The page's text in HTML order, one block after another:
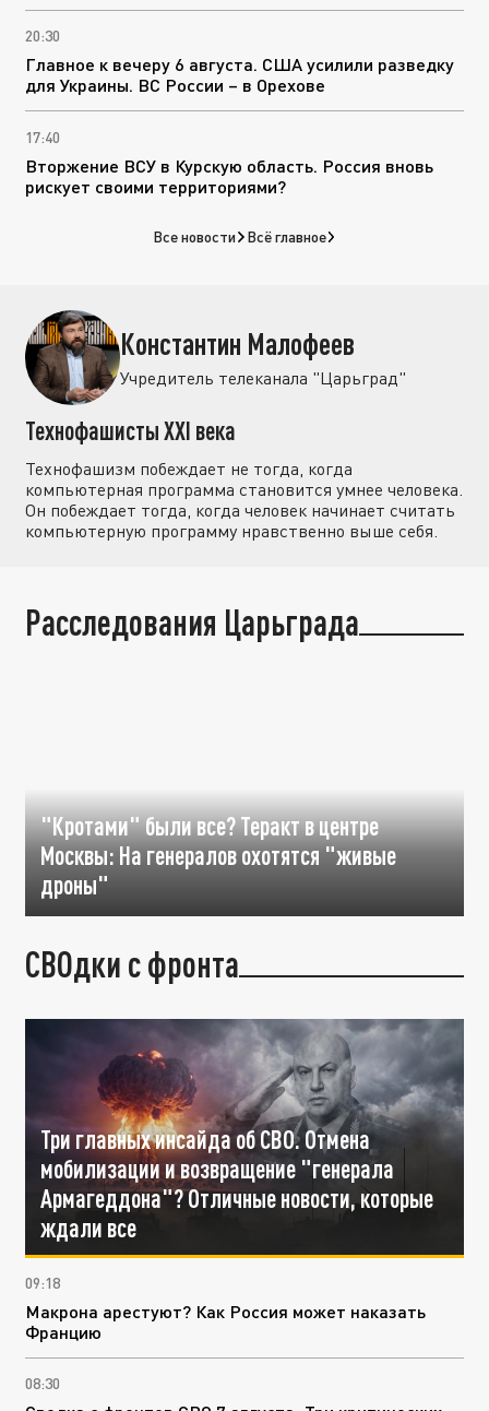
20:30
Главное к вечеру 6 августа. США усилили разведку
для Украины. ВС России – в Орехове
17:40
Вторжение ВСУ в Курскую область. Россия вновь
рискует своими территориями?
Все новости Всё главное
Константин Малофеев
Учредитель телеканала "Царьград"
Технофашисты XXI века
Технофашизм побеждает не тогда, когда
компьютерная программа становится умнее человека.
Он побеждает тогда, когда человек начинает считать
компьютерную программу нравственно выше себя.
Расследования Царьграда
"Кротами" были все? Теракт в центре
Москвы: На генералов охотятся "живые
дроны"
СВОдки с фронта
Три главных инсайда об СВО. Отмена
мобилизации и возвращение "генерала
Армагеддона"? Отличные новости, которые
ждали все
09:18
Макрона арестуют? Как Россия может наказать
Францию
08:30